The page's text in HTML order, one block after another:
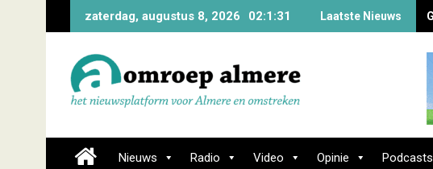
zaterdag, augustus 8, 2026 02:1:31 Laatste Nieuws
Nieuws Radio Video Opinie Podcasts